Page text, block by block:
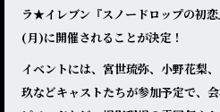
ラ★イレブン『スノードロップの初
(月)に開催されることが決定！
イベントには、宮世琉弥、小野花梨
玖などキャストたちが参加予定で、